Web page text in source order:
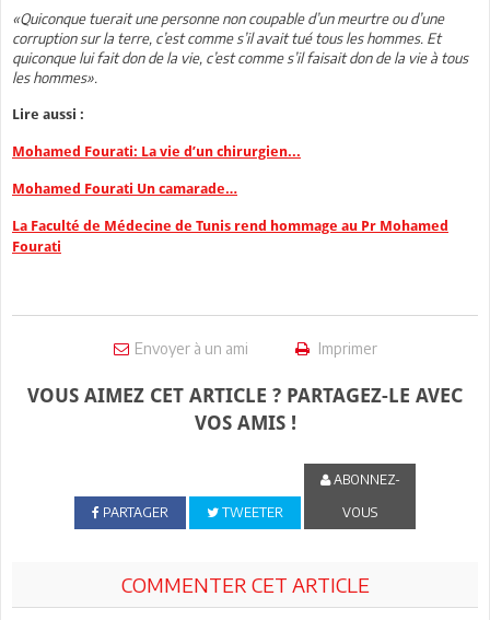
«Quiconque tuerait une personne non coupable d’un meurtre ou d’une
corruption sur la terre, c’est comme s’il avait tué tous les hommes. Et
quiconque lui fait don de la vie, c’est comme s’il faisait don de la vie à tous
les hommes».
Lire aussi :
Mohamed Fourati: La vie d’un chirurgien...
Mohamed Fourati Un camarade…
La Faculté de Médecine de Tunis rend hommage au Pr Mohamed
Fourati
Envoyer à un ami Imprimer
VOUS AIMEZ CET ARTICLE ? PARTAGEZ-LE AVEC
VOS AMIS !
PARTAGER TWEETER
ABONNEZ-
VOUS
COMMENTER CET ARTICLE